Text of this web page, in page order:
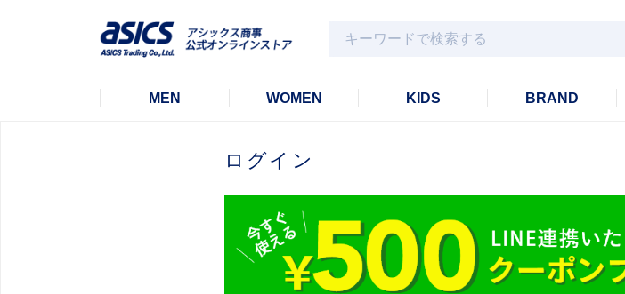
MEN WOMEN KIDS BRAND
ログイン